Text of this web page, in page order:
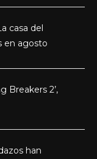
casa del
en agosto
Breakers 2’,
han